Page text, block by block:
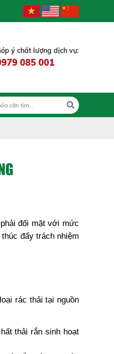
ý chất lượng dịch vụ:
085 001
đối mặt với mức
đẩy trách nhiệm
rác thải tại nguồn
thải rắn sinh hoạt